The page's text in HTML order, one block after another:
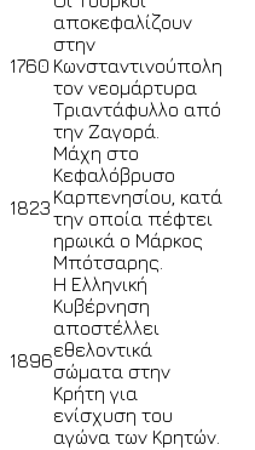
1760
αποκεφαλίζουν
στην
Κωνσταντινούπολη
τον νεομάρτυρα
Τριαντάφυλλο από
την Ζαγορά.
1823
Μάχη στο
Κεφαλόβρυσο
Καρπενησίου, κατά
την οποία πέφτει
ηρωικά ο Μάρκος
Μπότσαρης.
1896
Η Ελληνική
Κυβέρνηση
αποστέλλει
εθελοντικά
σώματα στην
Κρήτη για
ενίσχυση του
αγώνα των Κρητών.